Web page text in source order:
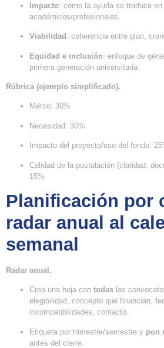
Impacto: cómo la ayuda se traduce en
académicos/profesionales.
Viabilidad : coherencia entre plan,
Equidad e inclusión: enfoque de
primera generación universitaria.
Rúbrica (ejemplo simplificado).
Mérito: 30%
Necesidad: 30%
Impacto del proyecto/uso del fondo:
Calidad de la postulación (claridad,
15%
Planificación por
radar anual al
semanal
Radar anual.
Crea una hoja con todas las
elegibilidad, concepto que financian,
incompatibilidades, contacto.
Etiqueta por trimestre/semestre y pon
antes del cierre.